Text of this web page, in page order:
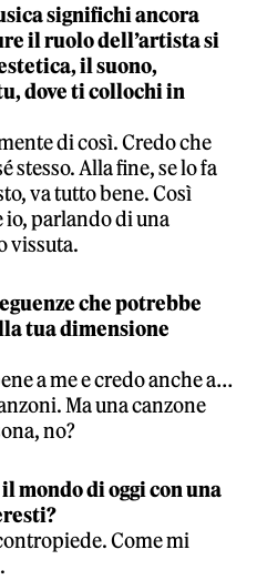
significhi ancora
il ruolo dell’artista si
il suono,
dove ti collochi in
di così. Credo che
stesso. Alla fine, se lo fa
va tutto bene. Così
io, parlando di una
vissuta.
che potrebbe
tua dimensione
a me e credo anche a…
Ma una canzone
no?
mondo di oggi con una
Come mi